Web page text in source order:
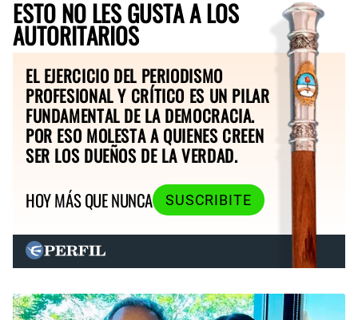
ESTO NO LES GUSTA A LOS
AUTORITARIOS
EL EJERCICIO DEL PERIODISMO
PROFESIONAL Y CRÍTICO ES UN PILAR
FUNDAMENTAL DE LA DEMOCRACIA.
POR ESO MOLESTA A QUIENES CREEN
SER LOS DUEÑOS DE LA VERDAD.
HOY MÁS QUE NUNCA
SUSCRIBITE